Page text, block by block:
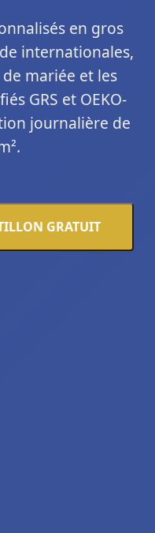
en gros
internationales,
mariée et les
GRS et OEKO-
journalière de
GRATUIT